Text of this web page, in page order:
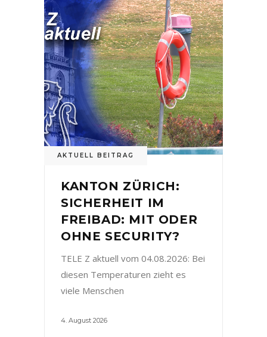
AKTUELL BEITRAG
KANTON ZÜRICH:
SICHERHEIT IM
FREIBAD: MIT ODER
OHNE SECURITY?
TELE Z aktuell vom 04.08.2026: Bei
diesen Temperaturen zieht es
viele Menschen
4. August 2026